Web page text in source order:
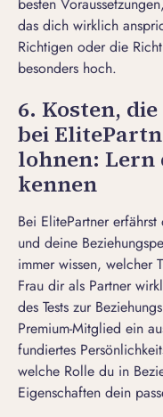
besten
das dich wirklich
Richtigen oder die
besonders hoch.
6. Kosten,
bei
lohnen: Lern
kennen
Bei ElitePartner
und deine
immer wissen, welcher
Frau dir als Partner
des Tests zur
Premium-Mitglied ein
fundiertes
welche Rolle du in
Eigenschaften dein